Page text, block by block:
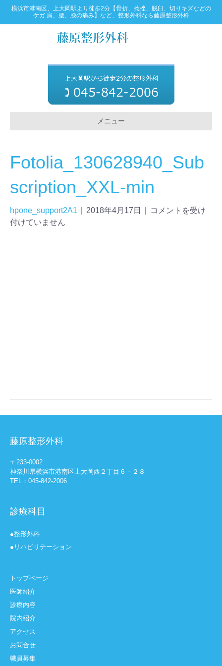
横浜市港南区、上大岡駅より徒歩2分【骨折、捻挫、脱臼、切りキズなどの
ケガ 肩、腰、膝の痛み】など、整形外科なら藤原整形外科
メニュー
Fotolia_130628940_Sub
scription_XXL-min
hpone_support2A1 2018年4月17日
コメントを受け
付けていません
藤原整形外科
〒233-0002
神奈川県横浜市港南区上大岡西２丁目６－２８
TEL：045-842-2006
診療科目
●整形外科
●リハビリテーション
トップページ
医師紹介
診療内容
院内紹介
アクセス
お問合せ
職員募集